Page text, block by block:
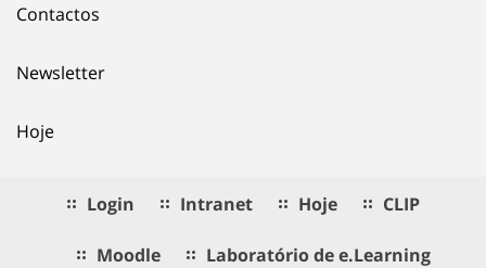
Contactos
Newsletter
Hoje
Login Intranet Hoje CLIP
Moodle Laboratório de e.Learning